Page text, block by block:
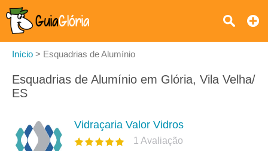
Início > Esquadrias de Alumínio
Esquadrias de Alumínio em Glória, Vila Velha/
ES
Vidraçaria Valor Vidros
1 Avaliação